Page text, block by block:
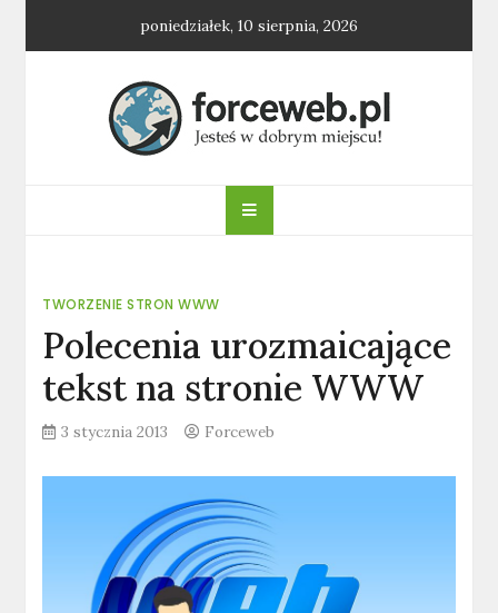
poniedziałek, 10 sierpnia, 2026
forceweb.pl
TWORZENIE STRON WWW
Polecenia urozmaicające
tekst na stronie WWW
3 stycznia 2013 Forceweb